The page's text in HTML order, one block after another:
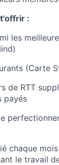
t'offrir :
les
(Carte
de RTT
payés
chaque
le travail